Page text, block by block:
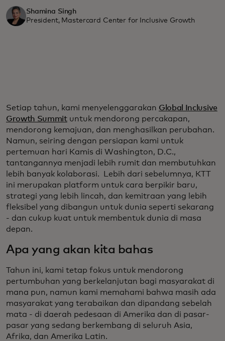
Shamina Singh
President, Mastercard Center for Inclusive Growth
Setiap tahun, kami menyelenggarakan Global Inclusive
Growth Summituntuk mendorong percakapan,
mendorong kemajuan, dan menghasilkan perubahan.
Namun, seiring dengan persiapan kami untuk
pertemuan hari Kamis di Washington, D.C.,
tantangannya menjadi lebih rumit dan membutuhkan
lebih banyak kolaborasi. Lebih dari sebelumnya, KTT
ini merupakan platform untuk cara berpikir baru,
strategi yang lebih lincah, dan kemitraan yang lebih
fleksibel yang dibangun untuk dunia seperti sekarang
- dan cukup kuat untuk membentuk dunia di masa
depan.
Apa yang akan kita bahas
Tahun ini, kami tetap fokus untuk mendorong
pertumbuhan yang berkelanjutan bagi masyarakat di
mana pun, namun kami memahami bahwa masih ada
masyarakat yang terabaikan dan dipandang sebelah
mata - di daerah pedesaan di Amerika dan di pasar-
pasar yang sedang berkembang di seluruh Asia,
Afrika, dan Amerika Latin.